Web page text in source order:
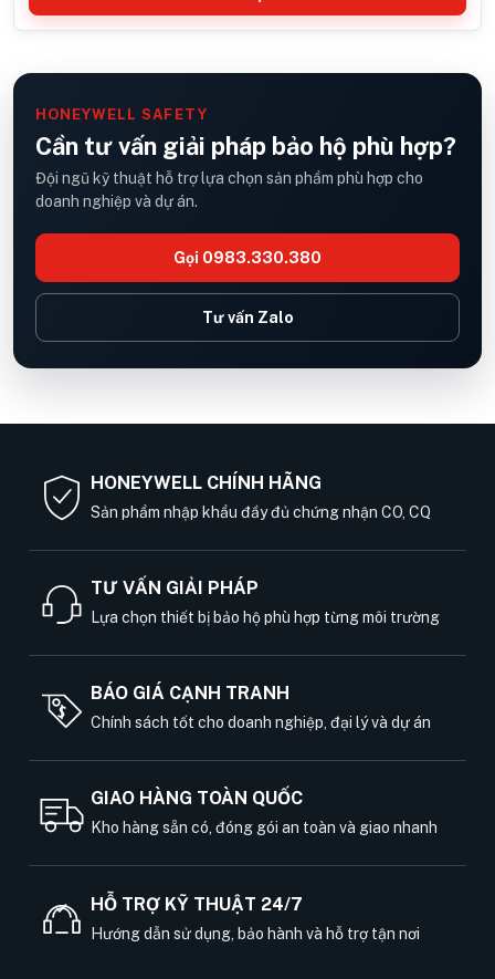
HONEYWELL SAFETY
Cần tư vấn giải pháp bảo hộ phù hợp?
Đội ngũ kỹ thuật hỗ trợ lựa chọn sản phẩm phù hợp cho
doanh nghiệp và dự án.
Gọi 0983.330.380
Tư vấn Zalo
HONEYWELL CHÍNH HÃNG
Sản phẩm nhập khẩu đầy đủ chứng nhận CO, CQ
TƯ VẤN GIẢI PHÁP
Lựa chọn thiết bị bảo hộ phù hợp từng môi trường
BÁO GIÁ CẠNH TRANH
Chính sách tốt cho doanh nghiệp, đại lý và dự án
GIAO HÀNG TOÀN QUỐC
Kho hàng sẵn có, đóng gói an toàn và giao nhanh
HỖ TRỢ KỸ THUẬT 24/7
Hướng dẫn sử dụng, bảo hành và hỗ trợ tận nơi